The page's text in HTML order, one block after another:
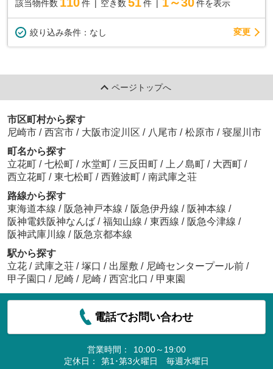
該当物件数 件 空き数 件 件を表示
絞り込み条件： なし 変更
ページトップへ
市区町村から探す
尼崎市 / 西宮市 / 大阪市淀川区 / 八尾市 / 松原市 / 寝屋川市
町名から探す
立花町 / 七松町 / 水堂町 / 三反田町 / 上ノ島町 / 大西町 /
西立花町 / 東七松町 / 西難波町 / 南武庫之荘
路線から探す
東海道本線 / 阪急神戸本線 / 阪急伊丹線 / 阪神本線 /
阪神電鉄阪神なんば / 福知山線 / 東西線 / 阪急今津線 /
阪神武庫川線 / 阪急京都本線
駅から探す
立花 / 武庫之荘 / 塚口 / 出屋敷 / 尼崎センタープール前 /
甲子園口 / 尼崎 / 尼崎 / 西宮北口 / 甲東園
電話でお問い合わせ
営業時間：
10:00～19:00
定休日：
第1･第3火曜日 毎週水曜日